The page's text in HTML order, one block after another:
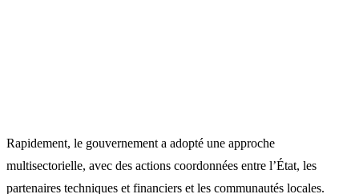
Rapidement, le gouvernement a adopté une approche
multisectorielle, avec des actions coordonnées entre l’État, les
partenaires techniques et financiers et les communautés locales.